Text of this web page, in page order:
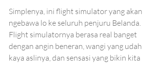
Simplenya, ini flight simulator yang akan
ngebawa lo ke seluruh penjuru Belanda.
Flight simulatornya berasa real banget
dengan angin beneran, wangi yang udah
kaya aslinya, dan sensasi yang bikin kita